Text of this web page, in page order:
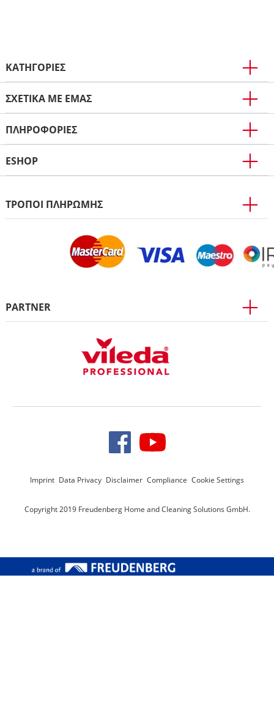
ΚΑΤΗΓΟΡΙΕΣ
ΣΧΕΤΙΚΑ ΜΕ ΕΜΑΣ
ΠΛΗΡΟΦΟΡΊΕΣ
ESHOP
ΤΡΟΠΟΙ ΠΛΗΡΩΜΗΣ
PARTNER
Copyright 2019 Freudenberg Home and Cleaning Solutions GmbH.
Imprint Data Privacy Disclaimer Compliance Cookie Settings